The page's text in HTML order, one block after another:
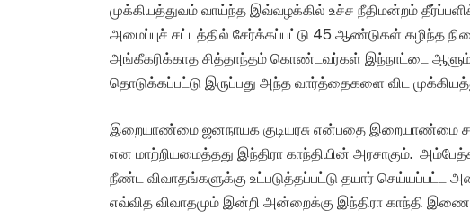
முக்கியத்துவம் வாய்ந்த இவ்வழக்கில் உச்ச நீதிமன்றம்
அமைப்புச் சட்டத்தில் சேர்க்கப்பட்டு 45 ஆண்டுகள் கழிந்த
அங்கீகரிக்காத சித்தாந்தம் கொண்டவர்கள் இந்நாட்டை ஆளும்
தொடுக்கப்பட்டு இருப்பது அந்த வார்த்தைகளை விட
இறையாண்மை ஜனநாயக குடியரசு என்பதை இறையாண்மை
என மாற்றியமைத்தது இந்திரா காந்தியின் அரசாகும்.
நீண்ட விவாதங்களுக்கு உட்படுத்தப்பட்டு தயார் செய்யப்பட்ட
எவ்வித விவாதமும் இன்றி அன்றைக்கு இந்திரா காந்தி